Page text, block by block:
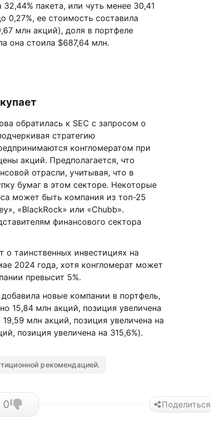
пакета, или чуть менее 30,41
0,27%, ее стоимость составила
млн акций), доля в портфеле
она стоила $687,64 млн.
обратилась к SEC с запросом о
стратегию
конгломератом при
акций. Предполагается, что
отрасли, учитывая, что в
бумаг в этом секторе. Некоторые
может быть компания из топ-25
«BlackRock» или «Chubb».
финансового сектора
о таинственных инвестициях на
2024 года, хотя конгломерат может
превысит 5%.
новые компании в портфель,
15,84 млн акций, позиция увеличена
млн акций, позиция увеличена на
позиция увеличена на 315,6%).
рекомендацией.
0 Поделиться